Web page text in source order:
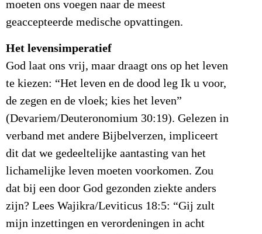
moeten ons voegen naar de meest
geaccepteerde medische opvattingen.
Het levensimperatief
God laat ons vrij, maar draagt ons op het leven
te kiezen: “Het leven en de dood leg Ik u voor,
de zegen en de vloek; kies het leven”
(Devariem/Deuteronomium 30:19). Gelezen in
verband met andere Bijbelverzen, impliceert
dit dat we gedeeltelijke aantasting van het
lichamelijke leven moeten voorkomen. Zou
dat bij een door God gezonden ziekte anders
zijn? Lees Wajikra/Leviticus 18:5: “Gij zult
mijn inzettingen en verordeningen in acht